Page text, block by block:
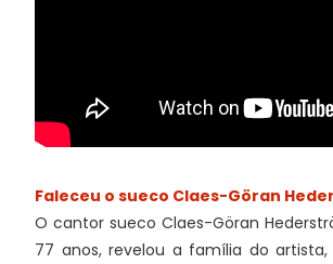
Faleceu o sueco Claes-Göran
O cantor sueco Claes-Göran
77 anos, revelou a família do